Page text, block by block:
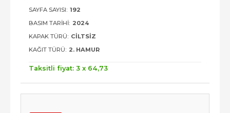
SAYFA SAYISI: 192
BASIM TARIHI: 2024
KAPAK TÜRÜ: CILTSIZ
KAĞIT TÜRÜ: 2. HAMUR
Taksitli fiyat: 3 x 64,73